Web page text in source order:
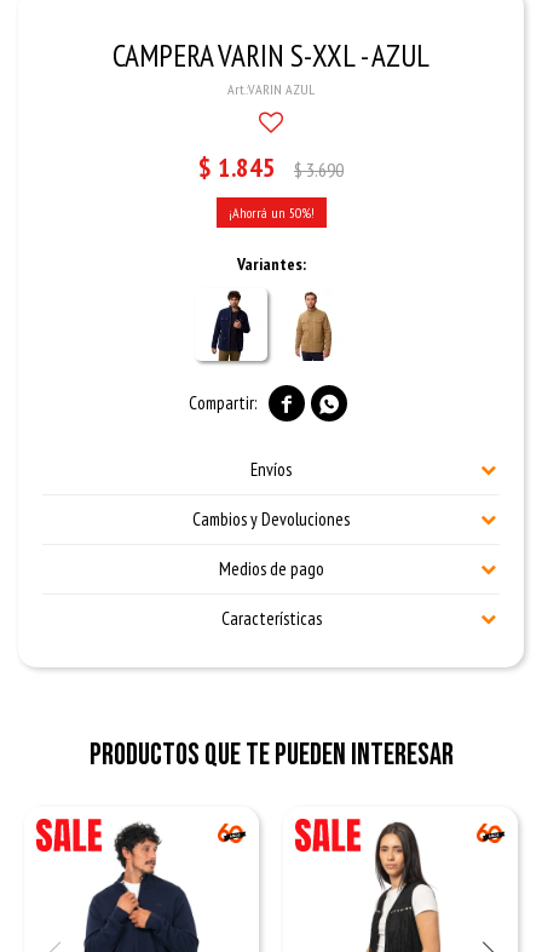
CAMPERA VARIN S-XXL - AZUL
VARIN AZUL
$ 1.845 $3.690
50
Variantes:
 
Envíos
Cambios y Devoluciones
Medios de pago
Características
Productos que te pueden interesar